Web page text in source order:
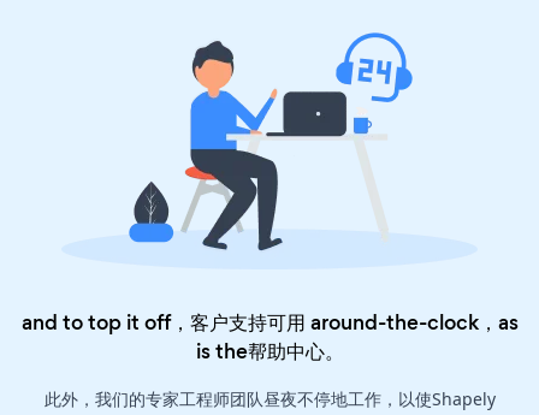
and to top it off，客户支持可用 around-the-clock，as
is the帮助中心。
此外，我们的专家工程师团队昼夜不停地工作，以使Shapely